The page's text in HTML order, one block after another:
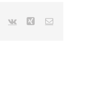
Pinterest
Vk XingE-